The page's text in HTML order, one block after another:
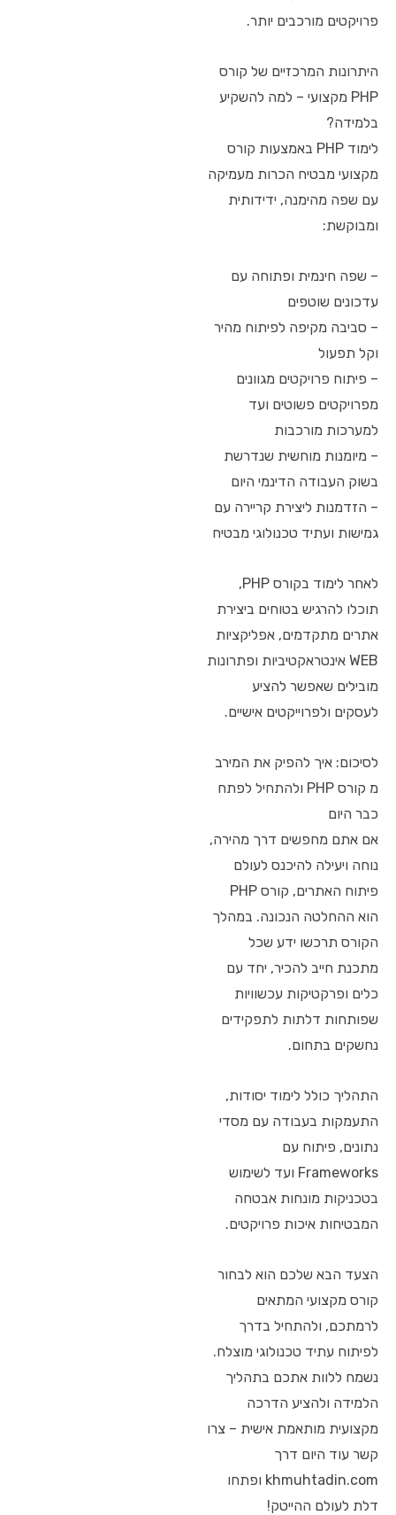
פרויקטים מורכבים יותר.
היתרונות המרכזיים של קורס
PHP מקצועי – למה להשקיע
בלמידה?
לימוד PHP באמצעות קורס
מקצועי מבטיח הכרות מעמיקה
עם שפה מהימנה, ידידותית
ומבוקשת:
– שפה חינמית ופתוחה עם
עדכונים שוטפים
– סביבה מקיפה לפיתוח מהיר
וקל תפעול
– פיתוח פרויקטים מגוונים
מפרויקטים פשוטים ועד
למערכות מורכבות
– מיומנות מוחשית שנדרשת
בשוק העבודה הדינמי היום
– הזדמנות ליצירת קריירה עם
גמישות ועתיד טכנולוגי מבטיח
לאחר לימוד בקורס PHP,
תוכלו להרגיש בטוחים ביצירת
אתרים מתקדמים, אפליקציות
WEB אינטראקטיביות ופתרונות
מובילים שאפשר להציע
לעסקים ולפרוייקטים אישיים.
לסיכום: איך להפיק את המירב
מ קורס PHP ולהתחיל לפתח
כבר היום
אם אתם מחפשים דרך מהירה,
נוחה ויעילה להיכנס לעולם
פיתוח האתרים, קורס PHP
הוא ההחלטה הנכונה. במהלך
הקורס תרכשו ידע שכל
מתכנת חייב להכיר, יחד עם
כלים ופרקטיקות עכשוויות
שפותחות דלתות לתפקידים
נחשקים בתחום.
התהליך כולל לימוד יסודות,
התעמקות בעבודה עם מסדי
נתונים, פיתוח עם
Frameworks ועד לשימוש
בטכניקות מונחות אבטחה
המבטיחות איכות פרויקטים.
הצעד הבא שלכם הוא לבחור
קורס מקצועי המתאים
לרמתכם, ולהתחיל בדרך
לפיתוח עתיד טכנולוגי מוצלח.
נשמח ללוות אתכם בתהליך
הלמידה ולהציע הדרכה
מקצועית מותאמת אישית – צרו
קשר עוד היום דרך
khmuhtadin.com ופתחו
דלת לעולם ההייטק!